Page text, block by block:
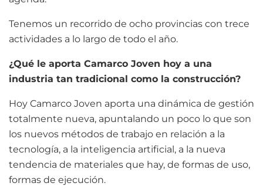
Tenemos un recorrido de ocho provincias con trece
actividades a lo largo de todo el año.
¿Qué le aporta Camarco Joven hoy a una
industria tan tradicional como la construcción?
Hoy Camarco Joven aporta una dinámica de gestión
totalmente nueva, apuntalando un poco lo que son
los nuevos métodos de trabajo en relación a la
tecnología, a la inteligencia artificial, a la nueva
tendencia de materiales que hay, de formas de uso,
formas de ejecución.